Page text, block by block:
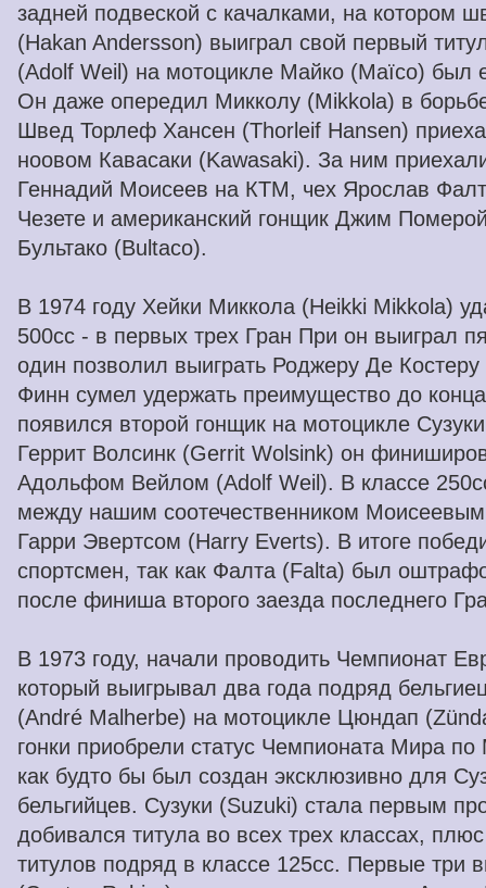
задней подвеской с качалками, на котором
(Hakan Andersson) выиграл свой первый
(Adolf Weil) на мотоцикле Майко (Maïco) был
Он даже опередил Микколу (Mikkola) в
Швед Торлеф Хансен (Thorleif Hansen)
ноовом Кавасаки (Kawasaki). За ним
Геннадий Моисеев на КТМ, чех Ярослав
Чезете и американский гонщик Джим
Бультако (Bultaco).
В 1974 году Хейки Миккола (Heikki Mikkola)
500cc - в первых трех Гран При он выиграл
один позволил выиграть Роджеру Де
Финн сумел удержать преимущество до
появился второй гонщик на мотоцикле
Геррит Волсинк (Gerrit Wolsink) он
Адольфом Вейлом (Adolf Weil). В классе
между нашим соотечественником
Гарри Эвертсом (Harry Everts). В итоге
спортсмен, так как Фалта (Falta) был
после финиша второго заезда последнего
В 1973 году, начали проводить Чемпионат
который выигрывал два года подряд
(André Malherbe) на мотоцикле Цюндап
гонки приобрели статус Чемпионата Мира по
как будто бы был создан эксклюзивно для
бельгийцев. Сузуки (Suzuki) стала первым
добивался титула во всех трех классах,
титулов подряд в классе 125cc. Первые три